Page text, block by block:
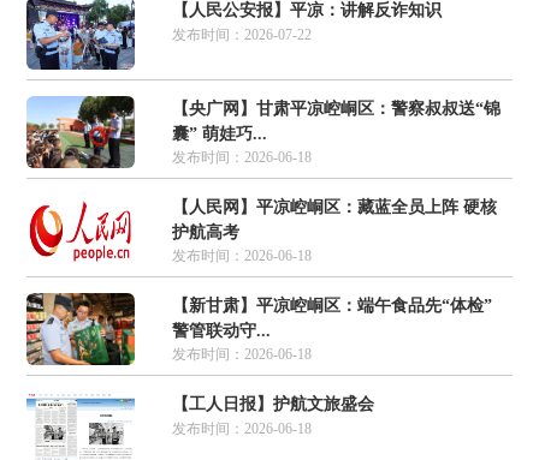
【人民公安报】平凉：讲解反诈知识
发布时间：2026-07-22
【央广网】甘肃平凉崆峒区：警察叔叔送“锦
囊” 萌娃巧...
发布时间：2026-06-18
【人民网】平凉崆峒区：藏蓝全员上阵 硬核
护航高考
发布时间：2026-06-18
【新甘肃】平凉崆峒区：端午食品先“体检”
警管联动守...
发布时间：2026-06-18
【工人日报】护航文旅盛会
发布时间：2026-06-18